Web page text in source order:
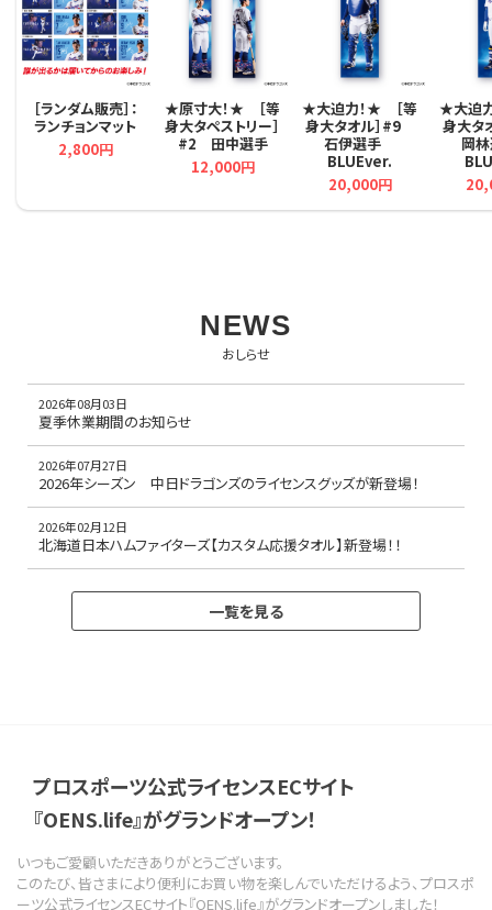
［ランダム販売］：
ランチョンマット
2,800円
★原寸大！★ ［等
身大タペストリー］
#2 田中選手
12,000円
★大迫力！★ ［等
身大タオル］#9
石伊選手
BLUEver.
20,000円
★大迫
身大
岡
NEWS
おしらせ
2026年08月03日
夏季休業期間のお知らせ
2026年07月27日
2026年シーズン 中日ドラゴンズのライセンスグッズが新登場！
2026年02月12日
北海道日本ハムファイターズ【カスタム応援タオル】新登場！！
一覧を見る
プロスポーツ公式ライセンスECサイト
『OENS.life』がグランドオープン！
いつもご愛顧いただきありがとうございます。
このたび、皆さまにより便利にお買い物を楽しんでいただけるよう、プロスポ
ーツ公式ライセンスECサイト『OENS.life』がグランドオープンしました！